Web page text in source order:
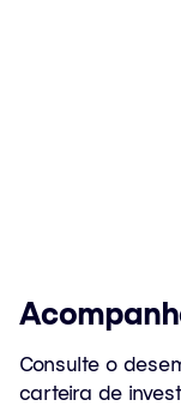
Consulte o
carteira de